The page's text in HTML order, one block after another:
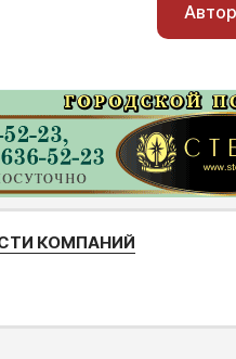
КОМПАНИЙ